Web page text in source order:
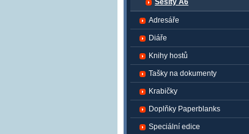
Sešity A6
Adresáře
Diáře
Knihy hostů
Tašky na dokumenty
Krabičky
Doplňky Paperblanks
Speciální edice